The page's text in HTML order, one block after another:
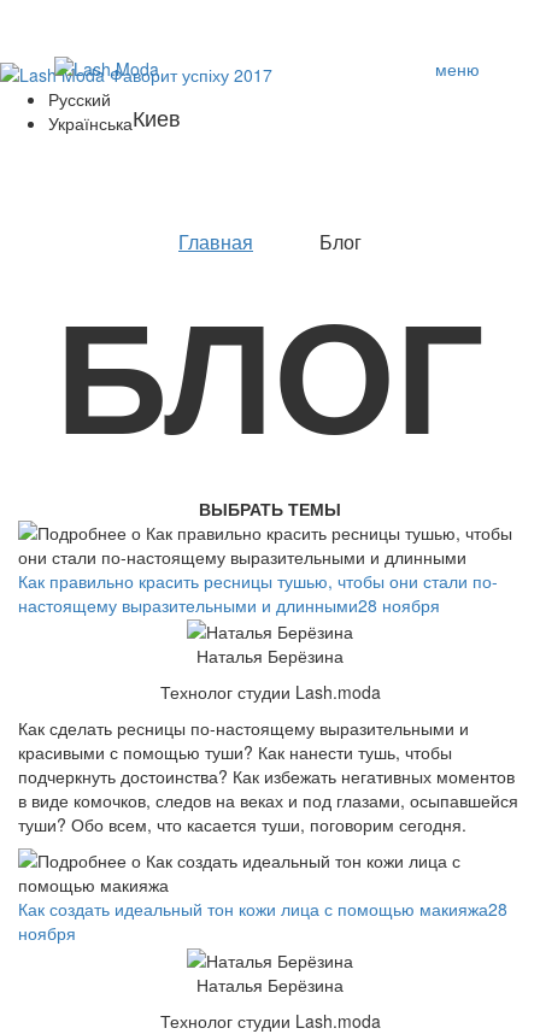
меню
Русский
УкраїнськаКиев
Главная Блог
БЛОГ
ВЫБРАТЬ ТЕМЫ
Как правильно красить ресницы тушью, чтобы они стали по-
настоящему выразительными и длинными28 ноября
Наталья Берёзина
Технолог студии Lash.moda
Как сделать ресницы по-настоящему выразительными и
красивыми с помощью туши? Как нанести тушь, чтобы
подчеркнуть достоинства? Как избежать негативных моментов
в виде комочков, следов на веках и под глазами, осыпавшейся
туши? Обо всем, что касается туши, поговорим сегодня.
Как создать идеальный тон кожи лица с помощью макияжа28
ноября
Наталья Берёзина
Технолог студии Lash.moda